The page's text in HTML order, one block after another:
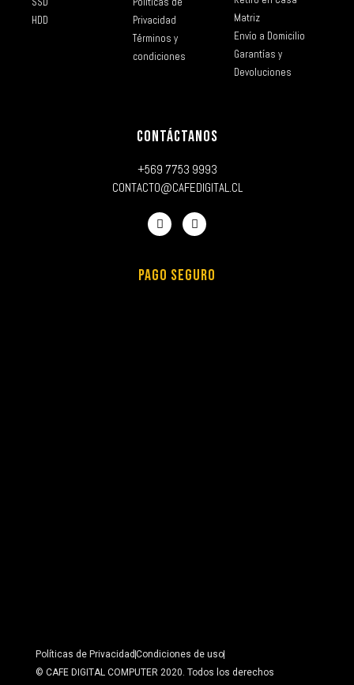
HDD
Privacidad
Términos y
condiciones
Matriz
Envío a Domicilio
Garantías y
Devoluciones
CONTÁCTANOS
+569 7753 9993
CONTACTO@CAFEDIGITAL.CL
PAGO SEGURO
Políticas de Privacidad Condiciones de uso
© CAFE DIGITAL COMPUTER 2020. Todos los derechos